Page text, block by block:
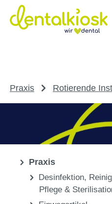
Hauptinhalt springen
Zur Suche springen
Zur Hauptnavigation
Praxis Rotierende
Praxis
Desinfektion,
Pflege &